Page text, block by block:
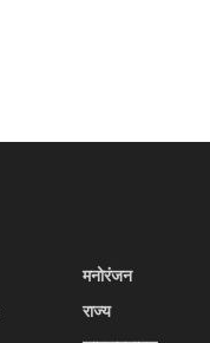
मनोरंजन
राज्य